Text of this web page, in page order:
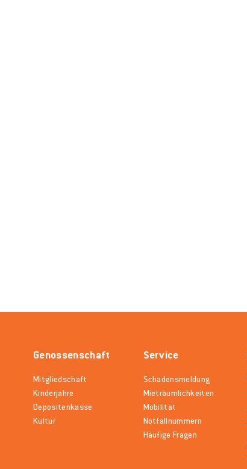
Genossenschaft
Mitgliedschaft
Kinderjahre
Depositenkasse
Kultur
Service
Schadensmeldung
Mieträumlichkeiten
Mobilität
Notfallnummern
Häufige Fragen